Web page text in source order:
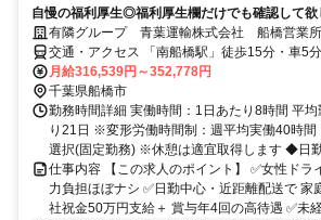
自慢の福利厚生◎福利厚生欄だけでも確認して欲
有隣グループ 青葉運輸株式会社 船橋営業所
交通・アクセス 「南船橋駅」徒歩15分・車5分
月給316,539円～352,778円
千葉県船橋市
勤務時間詳細 実働時間：1日あたり8時間 平
り21日 ※変形労働時間制：週平均実働40時
選択(固定勤務) ※休憩は適宜取得します ◆日勤
仕事内容 【この求人のポイント】 ✅女性ドラ
力負担ほぼナシ ✅日勤中心・近距離配送で 家
社祝金50万円支給＋ 賞与年4回の高待遇 ✅未